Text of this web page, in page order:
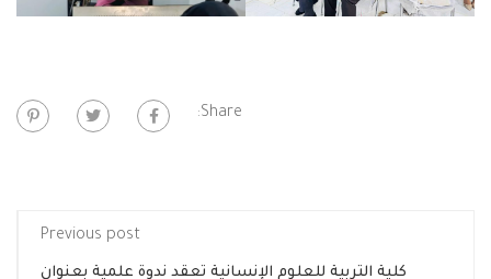
Share:
Previous post
كلية التربية للعلوم الإنسانية تعقد ندوة علمية بعنوان